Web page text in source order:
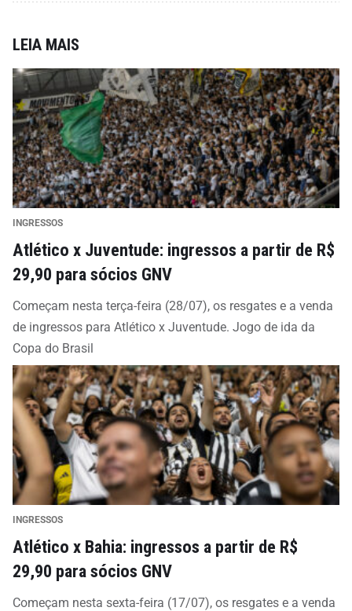
LEIA MAIS
INGRESSOS
Atlético x Juventude: ingressos a partir de R$
29,90 para sócios GNV
Começam nesta terça-feira (28/07), os resgates e a venda
de ingressos para Atlético x Juventude. Jogo de ida da
Copa do Brasil
INGRESSOS
Atlético x Bahia: ingressos a partir de R$
29,90 para sócios GNV
Começam nesta sexta-feira (17/07), os resgates e a venda